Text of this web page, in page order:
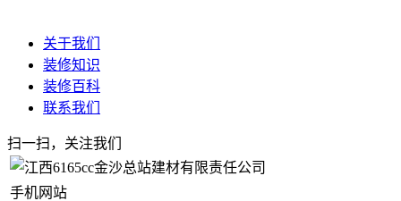
关于我们
装修知识
装修百科
联系我们
扫一扫，关注我们
手机网站